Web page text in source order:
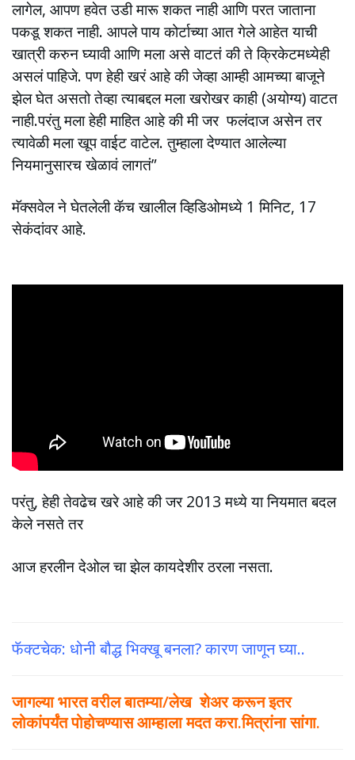
लागेल, आपण हवेत उडी मारू शकत नाही आणि परत जाताना
पकडू शकत नाही. आपले पाय कोर्टाच्या आत गेले आहेत याची
खात्री करुन घ्यावी आणि मला असे वाटतं की ते क्रिकेटमध्येही
असलं पाहिजे. पण हेही खरं आहे की जेव्हा आम्ही आमच्या बाजूने
झेल घेत असतो तेव्हा त्याबद्दल मला खरोखर काही (अयोग्य) वाटत
नाही.परंतु मला हेही माहित आहे की मी जर फलंदाज असेन तर
त्यावेळी मला खूप वाईट वाटेल. तुम्हाला देण्यात आलेल्या
नियमानुसारच खेळावं लागतं”
मॅक्सवेल ने घेतलेली कॅच खालील व्हिडिओमध्ये 1 मिनिट, 17
सेकंदांवर आहे.
परंतु, हेही तेवढेच खरे आहे की जर 2013 मध्ये या नियमात बदल
केले नसते तर
आज हरलीन देओल चा झेल कायदेशीर ठरला नसता.
फॅक्टचेक: धोनी बौद्ध भिक्खू बनला? कारण जाणून घ्या..
जागल्या भारत वरील बातम्या/लेख शेअर करून इतर
लोकांपर्यंत पोहोचण्यास आम्हाला मदत करा.मित्रांना सांगा.